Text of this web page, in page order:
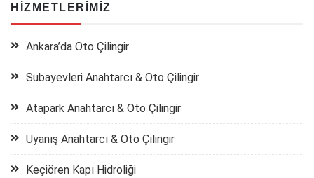
HIZMETLERIMIZ
Ankara’da Oto Çilingir
Subayevleri Anahtarcı & Oto Çilingir
Atapark Anahtarcı & Oto Çilingir
Uyanış Anahtarcı & Oto Çilingir
Keçiören Kapı Hidroliği